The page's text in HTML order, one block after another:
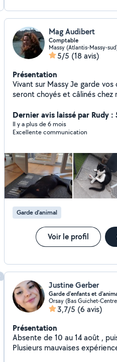
Mag Audibert
Comptable
Massy (Atlantis-Massy-
5/5 (18 avis)
Présentation
Vivant sur Massy Je garde vos
seront choyés et câlinés chez
moi !
Dernier avis laissé par Rudy :
Il y a plus de 6 mois
Excellente communication
Garde d’animal
Voir le profil
Justine Gerber
Garde d'enfants et
Orsay (Bas Guichet-
3,7/5 (6 avis)
Présentation
Absente de 10 au 14 août ,
Plusieurs mauvaises